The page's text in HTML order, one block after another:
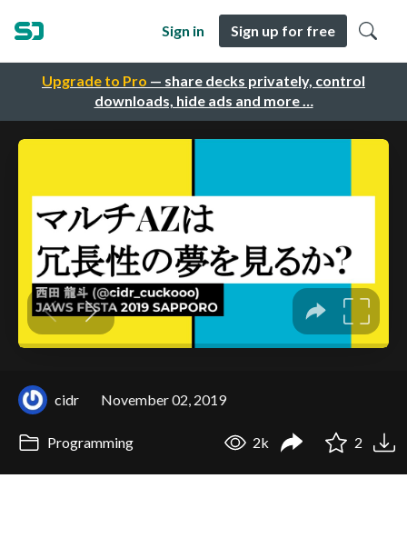
Upgrade to Pro — share decks privately, control
downloads, hide ads and more …
Sign in Sign up for free
cidr November 02, 2019
Programming 2k 2